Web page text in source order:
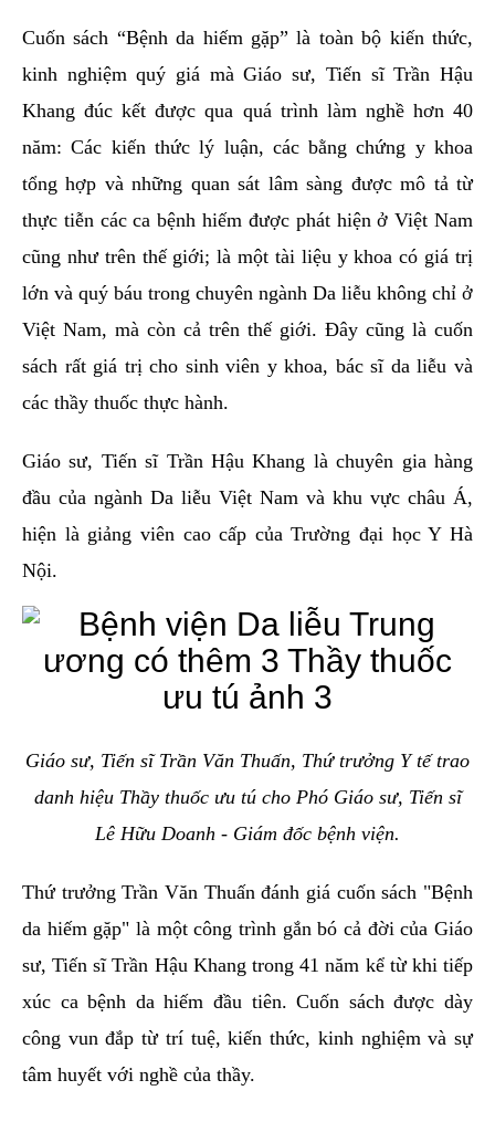
Cuốn sách “Bệnh da hiếm gặp” là toàn bộ kiến thức,
kinh nghiệm quý giá mà Giáo sư, Tiến sĩ Trần Hậu
Khang đúc kết được qua quá trình làm nghề hơn 40
năm: Các kiến thức lý luận, các bằng chứng y khoa
tổng hợp và những quan sát lâm sàng được mô tả từ
thực tiễn các ca bệnh hiếm được phát hiện ở Việt Nam
cũng như trên thế giới; là một tài liệu y khoa có giá trị
lớn và quý báu trong chuyên ngành Da liễu không chỉ ở
Việt Nam, mà còn cả trên thế giới. Đây cũng là cuốn
sách rất giá trị cho sinh viên y khoa, bác sĩ da liễu và
các thầy thuốc thực hành.
Giáo sư, Tiến sĩ Trần Hậu Khang là chuyên gia hàng
đầu của ngành Da liễu Việt Nam và khu vực châu Á,
hiện là giảng viên cao cấp của Trường đại học Y Hà
Nội.
Giáo sư, Tiến sĩ Trần Văn Thuấn, Thứ trưởng Y tế trao
danh hiệu Thầy thuốc ưu tú cho Phó Giáo sư, Tiến sĩ
Lê Hữu Doanh - Giám đốc bệnh viện.
Thứ trưởng Trần Văn Thuấn đánh giá cuốn sách "Bệnh
da hiếm gặp" là một công trình gắn bó cả đời của Giáo
sư, Tiến sĩ Trần Hậu Khang trong 41 năm kể từ khi tiếp
xúc ca bệnh da hiếm đầu tiên. Cuốn sách được dày
công vun đắp từ trí tuệ, kiến thức, kinh nghiệm và sự
tâm huyết với nghề của thầy.